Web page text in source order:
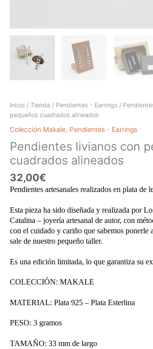
Inicio / Tienda / Pendientes - Earrings /
pequeños cuadrados alineados
Colección Makale Pendientes - Earrings
Pendientes livianos con
cuadrados alineados
32,00€
Pendientes artesanales realizados en plata de
Esta pieza ha sido diseñada y realizada por
Catalina – joyería artesanal de autor, con
con el cuidado y cariño que sabemos ponerle
sale de nuestro pequeño taller.
Es una edición limitada, lo que garantiza su
COLECCIÓN: MAKALE
MATERIAL: Plata 925 – Plata Esterlina
PESO: 3 gramos
TAMAÑO: 33 mm de largo